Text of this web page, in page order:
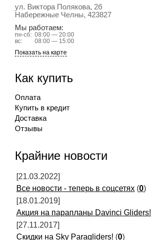
ул. Виктора Полякова, 2б
Набережные Челны, 423827
Мы работаем:
пн-сб: 08:00 — 20:00
вс:
08:00 — 15:00
Показать на карте
Как купить
Оплата
Купить в кредит
Доставка
Отзывы
Крайние новости
[21.03.2022]
Все новости - теперь в соцсетях (0)
[18.01.2019]
Акция на парапланы Davinci Gliders!
[27.11.2017]
Скидки на Sky Paragliders! (0)